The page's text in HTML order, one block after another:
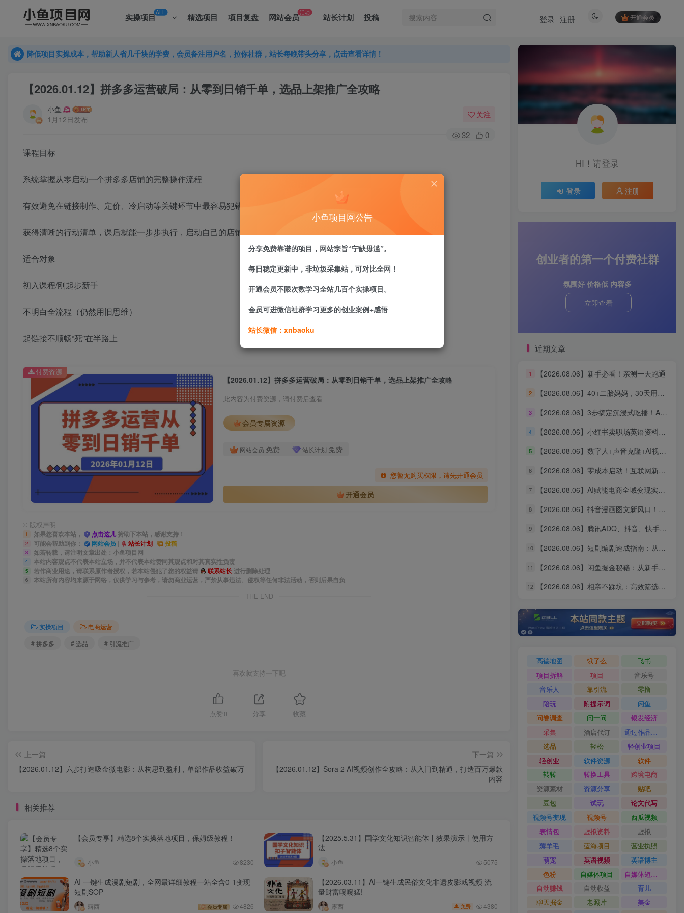
实操项目ALL 精选项目 项目复盘 网站会员活动 站长计划 投稿 开通会员
登录 注册
降低项目实操成本，帮助新人省几千块的学费，会员备注用户名，拉你社群，站长每晚带头分享，点击查看详情！
降低项目实操成本，帮助新人省几千块的学费，会员备注用户名，拉你社群，站长每晚带头分享，点击查看详情！
【2026.01.12】拼多多运营破局：从零到日销千单，选品上架推广全攻略
小鱼
1月12日发布
关注
32 0
课程目标
系统掌握从零启动一个拼多多店铺的完整操作流程
有效避免在链接制作、定价、冷启动等关键环节中最容易犯错的地方
获得清晰的行动清单，课后就能一步步执行，启动自己的店铺
适合对象
初入课程/刚起步新手
不明白全流程（仍然用旧思维）
起链接不顺畅“死”在半路上
【2026.01.12】拼多多运营破局：从零到日销千单，选品上架推广全攻略
此内容为付费资源，请付费后查看
会员专属资源
网站会员 免费 站长计划 免费
您暂无购买权限，请先开通会员
开通会员
付费资源
© 版权声明
1 如果您喜欢本站， 点击这儿赞助下本站，感谢支持！
2 可能会帮助到你： 网站会员 | 站长计划 | 投稿
3 如若转载，请注明文章出处：小鱼项目网
4 本站内容观点不代表本站立场，并不代表本站赞同其观点和对其真实性负责
5 若作商业用途，请联系原作者授权，若本站侵犯了您的权益请 联系站长进行删除处理
6
本站所有内容均来源于网络，仅供学习与参考，请勿商业运营，严禁从事违法、侵权等任何非法活动，否则后果自负
THE END
实操项目
电商运营
# 拼多多
# 选品 # 引流推广
喜欢就支持一下吧
点赞 0 分享 收藏
上一篇
【2026.01.12】六步打造吸金微电影：从构思到盈利，单部作品收益破万
下一篇
【2026.01.12】Sora 2 AI视频创作全攻略：从入门到精通，打造百万爆款
内容
相关推荐
【会员专享】精选8个实操落地项目，保姆级教程！
小鱼 8230
【2025.5.31】国学文化知识智能体丨效果演示丨使用方
法
小鱼 5075
AI 一键生成漫剧短剧，全网最详细教程一站全含0-1变现
短剧SOP
露西 会员专属 4826
【2026.03.11】AI一键生成民俗文化非遗皮影戏视频 流
量财富嘎嘎猛!
露西 免费 4380
HI！请登录
登录 注册
创业者的第一个付费社群
氛围好 价格低 内容多
立即查看
近期文章
1 【2026.08.06】新手必看！亲测一天跑通
2 【2026.08.06】40+二胎妈妈，30天用AI搭建知识体系，从0启动3条“生产线”，涨粉2000+，一人公司实现自动运转（深度复盘）
3 【2026.08.06】3步搞定沉浸式吃播！AI无线画布保姆级教程，手把手教你轻松出片
4 【2026.08.06】小红书卖职场英语资料，单价39.8却狂销2万+，零基础新手也能轻松复制
5 【2026.08.06】数字人+声音克隆+AI视频生成，零基础玩转口播智能体全流程实战
6 【2026.08.06】零成本启动！互联网新个体创业全攻略：商业思维×流量实战×个人品牌，从小白到变现闭环
7 【2026.08.06】AI赋能电商全域变现实战指南｜多平台无人运营、智能工具应用、供应链合规与全链路盈利闭环系统课
8 【2026.08.06】抖音漫画图文新风口！10分钟快速出片，稳定获取创作者收益
9 【2026.08.06】腾讯ADQ、抖音、快手、B站全平台广告实操课：投手手把手教你稳定变现，拆解出单全流程
10 【2026.08.06】短剧编剧速成指南：从AI写剧指令到过稿投稿，全流程实操教学
11 【2026.08.06】闲鱼掘金秘籍：从新手到月入过万的实战全攻略，选品定价一网打尽
12 【2026.08.06】相亲不踩坑：高效筛选靠谱对象的实操指南，避开短择与利己型陷阱
高德地图 饿了么
飞书
项目拆解
项目
音乐号
音乐人
靠引流
零撸
陪玩
附提示词
闲鱼
问卷调查
问一问
银发经济
采集
酒店代订
通过作品流量
选品
轻松
轻创业项目
轻创业
软件资源
软件
转转
转换工具
跨境电商
资源素材
资源分享
贴吧
豆包
试玩
论文代写
视频号变现
视频号
西瓜视频
表情包
虚拟资料
虚拟
薅羊毛
蓝海项目
营业执照
萌宠
英语视频
英语博主
色粉
自媒体项目
自媒体短视频
自动赚钱
自动收益
育儿
聊天掘金
老照片
美金
小鱼项目网公告
分享免费靠谱的项目，网站宗旨“宁缺毋滥”。
每日稳定更新中，非垃圾采集站，可对比全网！
开通会员不限次数学习全站几百个实操项目。
会员可进微信社群学习更多的创业案例+感悟
站长微信：xnbaoku